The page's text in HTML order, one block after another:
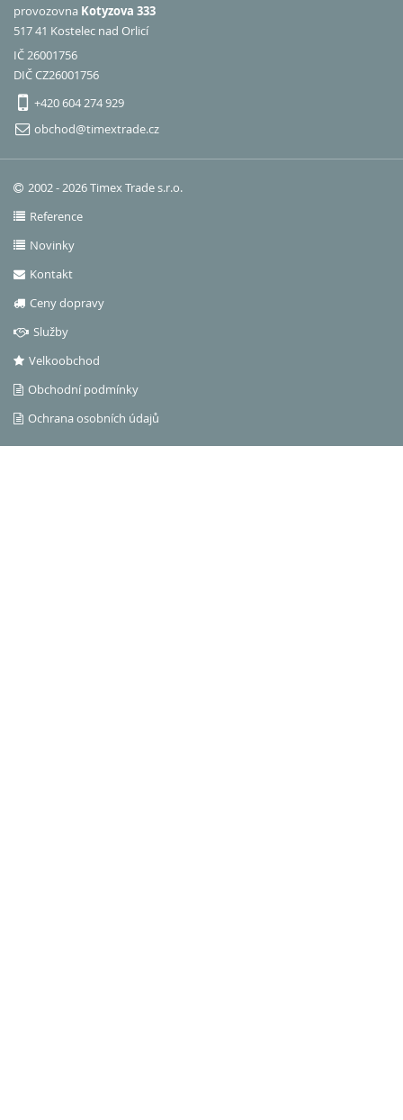
provozovna Kotyzova 333
517 41 Kostelec nad Orlicí
IČ 26001756
DIČ CZ26001756
+420 604 274 929
obchod@timextrade.cz
2002 - 2026 Timex Trade s.r.o.
Reference
Novinky
Kontakt
Ceny dopravy
Služby
Velkoobchod
Obchodní podmínky
Ochrana osobních údajů